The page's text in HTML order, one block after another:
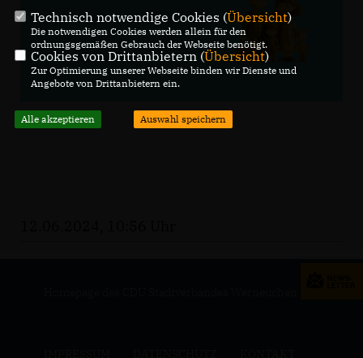
Technisch notwendige Cookies (Übersicht)
Die notwendigen Cookies werden allein für den
ordnungsgemäßen Gebrauch der Webseite benötigt.
Cookies von Drittanbietern (Übersicht)
Zur Optimierung unserer Webseite binden wir Dienste und
Angebote von Drittanbietern ein.
Alle akzeptieren Auswahl speichern